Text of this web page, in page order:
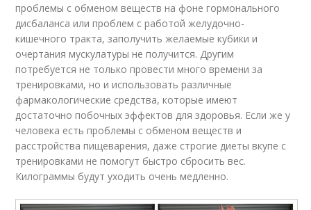
проблемы с обменом веществ на фоне гормонального
дисбаланса или проблем с работой желудочно-
кишечного тракта, заполучить желаемые кубики и
очертания мускулатуры не получится. Другим
потребуется не только провести много времени за
тренировками, но и использовать различные
фармакологические средства, которые имеют
достаточно побочных эффектов для здоровья. Если же у
человека есть проблемы с обменом веществ и
расстройства пищеварения, даже строгие диеты вкупе с
тренировками не помогут быстро сбросить вес.
Килограммы будут уходить очень медленно.